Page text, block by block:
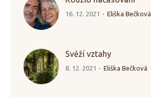
16. 12. 2021 Eliška Bečková
Svěží vztahy
8. 12. 2021 Eliška Bečková